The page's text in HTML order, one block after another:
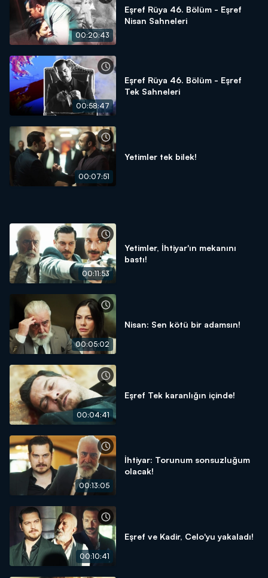
00:20:43
Eşref Rüya 46. Bölüm - Eşref
Nisan Sahneleri
00:58:47
Eşref Rüya 46. Bölüm - Eşref
Tek Sahneleri
00:07:51
Yetimler tek bilek!
00:11:53
Yetimler, İhtiyar'ın mekanını
bastı!
00:05:02
Nisan: Sen kötü bir adamsın!
00:04:41
Eşref Tek karanlığın içinde!
00:13:05
İhtiyar: Torunum sonsuzluğum
olacak!
00:10:41
Eşref ve Kadir, Celo'yu yakaladı!